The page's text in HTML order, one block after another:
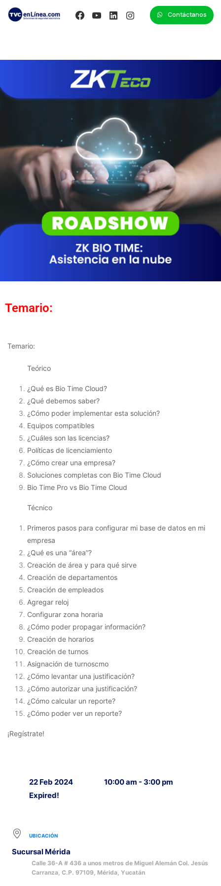
Contáctanos
Temario:
Temario:
Teórico
¿Qué es Bio Time Cloud?
¿Qué debemos saber?
¿Cómo poder implementar esta solución?
Equipos compatibles
¿Cuáles son las licencias?
Políticas de licenciamiento
¿Cómo crear una empresa?
Soluciones completas con Bio Time Cloud
Bio Time Pro vs Bio Time Cloud
Técnico
Primeros pasos para configurar mi base de datos en mi
empresa
¿Qué es una “área”?
Creación de área y para qué sirve
Creación de departamentos
Creación de empleados
Agregar reloj
Configurar zona horaria
¿Cómo poder propagar información?
Creación de horarios
Creación de turnos
Asignación de turnoscmo
¿Cómo levantar una justificación?
¿Cómo autorizar una justificación?
¿Cómo calcular un reporte?
¿Cómo poder ver un reporte?
¡Regístrate!
22 Feb 2024
Expired!
10:00 am - 3:00 pm
UBICACIÓN
Sucursal Mérida
Calle 36-A # 436 a unos metros de Miguel Alemán Col. Jesús
Carranza, C.P. 97109, Mérida, Yucatán